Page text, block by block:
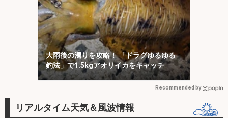
大雨後の濁りを攻略！ 「ドラグゆるゆる
釣法」で1.5kgアオリイカをキャッチ
Recommended by
リアルタイム天気＆風波情報